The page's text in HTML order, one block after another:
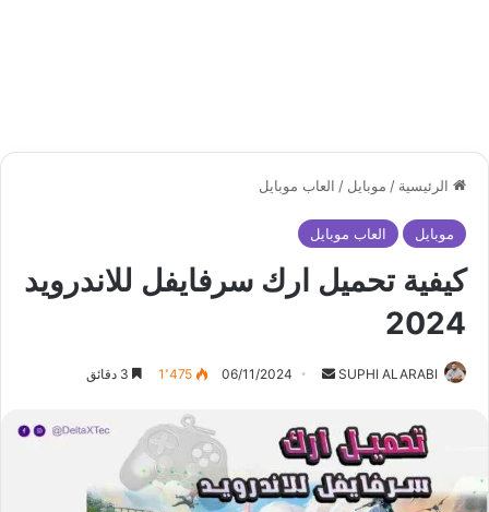
الرئيسية / موبايل / العاب موبايل
موبايل العاب موبايل
كيفية تحميل ارك سرفايفل للاندرويد
2024
SUPHI ALARABI
أرسل
إلكترونيا
06/11/2024 1٬475